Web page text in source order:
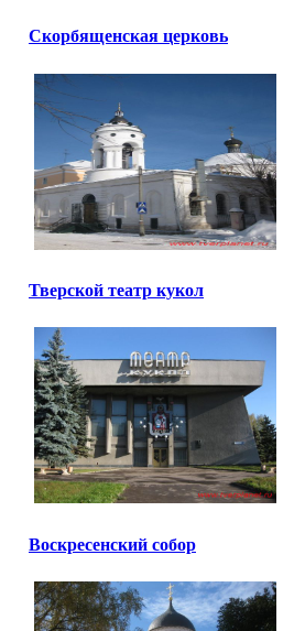
Скорбященская церковь
Тверской театр кукол
Воскресенский собор